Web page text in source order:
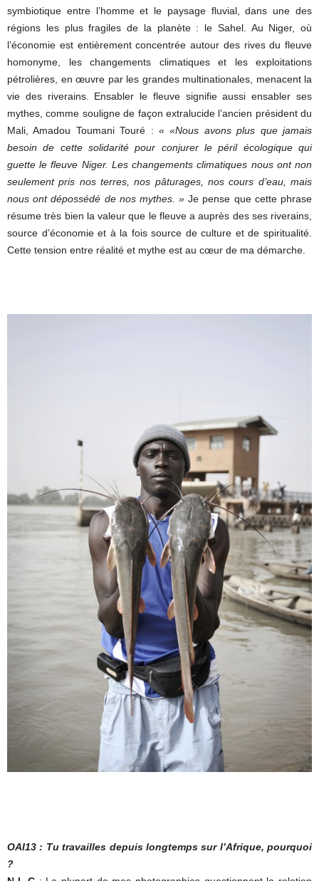
symbiotique entre l’homme et le paysage fluvial, dans une des
régions les plus fragiles de la planète : le Sahel. Au Niger, où
l’économie est entièrement concentrée autour des rives du fleuve
homonyme, les changements climatiques et les exploitations
pétrolières, en œuvre par les grandes multinationales, menacent la
vie des riverains. Ensabler le fleuve signifie aussi ensabler ses
mythes, comme souligne de façon extralucide l’ancien président du
Mali, Amadou Toumani Touré : « «Nous avons plus que jamais
besoin de cette solidarité pour conjurer le péril écologique qui
guette le fleuve Niger. Les changements climatiques nous ont non
seulement pris nos terres, nos pâturages, nos cours d’eau, mais
nous ont dépossédé de nos mythes. » Je pense que cette phrase
résume très bien la valeur que le fleuve a auprès des ses riverains,
source d’économie et à la fois source de culture et de spiritualité.
Cette tension entre réalité et mythe est au cœur de ma démarche.
OAI13 : Tu travailles depuis longtemps sur l’Afrique, pourquoi
?